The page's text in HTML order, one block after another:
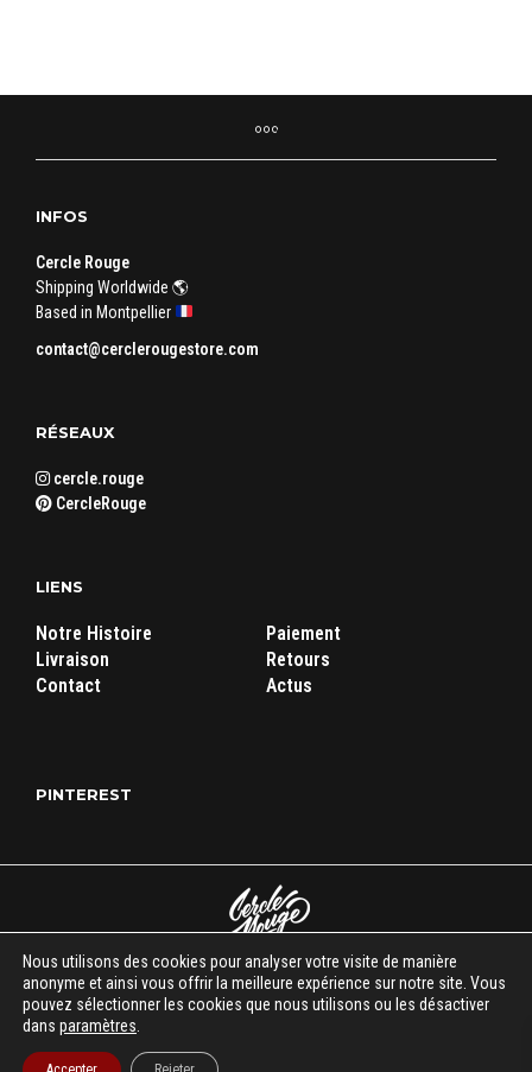
INFOS
Cercle Rouge
Shipping Worldwide 🌎
Based in Montpellier
contact@cerclerougestore.com
RÉSEAUX
cercle.rouge
CercleRouge
LIENS
Notre Histoire
Livraison
Contact
Paiement
Retours
Actus
PINTEREST
Cercle Rouge Store|Mentions légales |C.G.V| Tous droits réservés
© 2018-2026
Nous utilisons des cookies pour analyser votre visite de manière
anonyme et ainsi vous offrir la meilleure expérience sur notre site. Vous
pouvez sélectionner les cookies que nous utilisons ou les désactiver
dans paramètres